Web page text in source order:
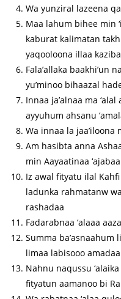
Wa yunziral lazeena
Maa lahum bihee min
kaburat kalimatan
yaqooloona illaa
Fala’allaka baakhi’un
yu’minoo bihaazal
Innaa ja’alnaa ma
ayyuhum ahsanu
Wa innaa la jaa’iloona
Am hasibta anna
min Aayaatinaa ‘ajabaa
Iz awal fityatu ilal
ladunka rahmatanw
rashadaa
Fadarabnaa ‘alaaa
Summa ba’asnaahum
limaa labisooo
Nahnu naqussu
fityatun aamanoo bi